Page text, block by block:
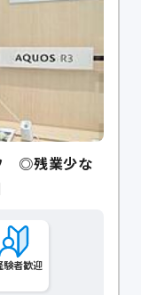
◎残業少な
験者歓迎